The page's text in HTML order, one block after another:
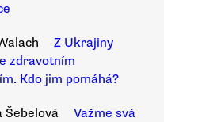
Z Ukrajiny
zdravotním
Kdo jim pomáhá?
Šebelová
Važme svá